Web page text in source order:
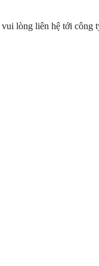
vui lòng liên hệ tới công